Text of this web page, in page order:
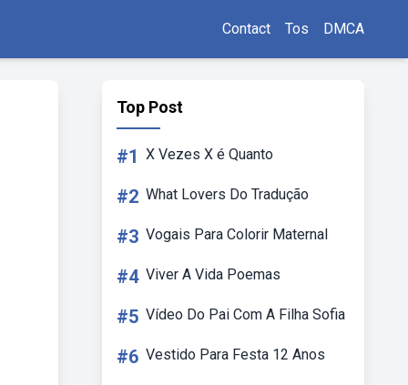
Contact Tos DMCA
Top Post
#1 X Vezes X é Quanto
#2 What Lovers Do Tradução
#3 Vogais Para Colorir Maternal
#4 Viver A Vida Poemas
#5 Vídeo Do Pai Com A Filha Sofia
#6 Vestido Para Festa 12 Anos